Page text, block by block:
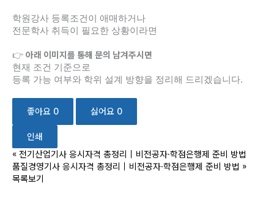
학원강사 등록조건이 애매하거나
전문학사 취득이 필요한 상황이라면
👉 아래 이미지를 통해 문의 남겨주시면
현재 조건 기준으로
등록 가능 여부와 학위 설계 방향을 정리해 드리겠습니다.
좋아요 0 싫어요 0
인쇄
« 전기산업기사 응시자격 총정리｜비전공자·학점은행제 준비 방법
품질경영기사 응시자격 총정리｜비전공자·학점은행제 준비 방법 »
목록보기